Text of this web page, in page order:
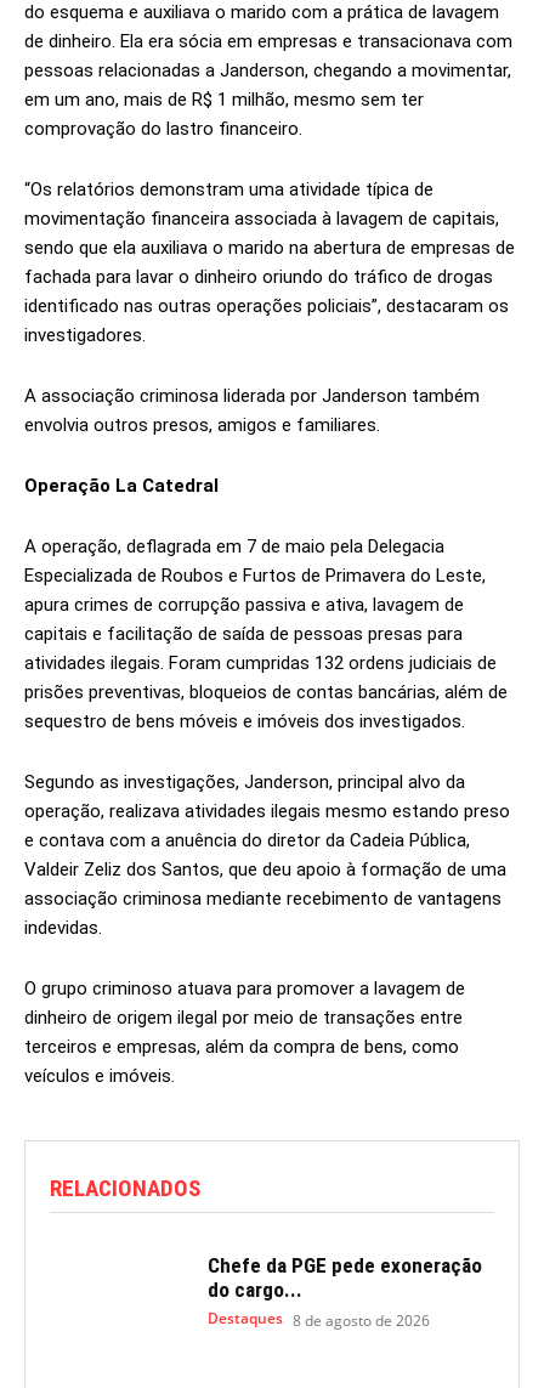
do esquema e auxiliava o marido com a prática de lavagem
de dinheiro. Ela era sócia em empresas e transacionava com
pessoas relacionadas a Janderson, chegando a movimentar,
em um ano, mais de R$ 1 milhão, mesmo sem ter
comprovação do lastro financeiro.
“Os relatórios demonstram uma atividade típica de
movimentação financeira associada à lavagem de capitais,
sendo que ela auxiliava o marido na abertura de empresas de
fachada para lavar o dinheiro oriundo do tráfico de drogas
identificado nas outras operações policiais”, destacaram os
investigadores.
A associação criminosa liderada por Janderson também
envolvia outros presos, amigos e familiares.
Operação La Catedral
A operação, deflagrada em 7 de maio pela Delegacia
Especializada de Roubos e Furtos de Primavera do Leste,
apura crimes de corrupção passiva e ativa, lavagem de
capitais e facilitação de saída de pessoas presas para
atividades ilegais. Foram cumpridas 132 ordens judiciais de
prisões preventivas, bloqueios de contas bancárias, além de
sequestro de bens móveis e imóveis dos investigados.
Segundo as investigações, Janderson, principal alvo da
operação, realizava atividades ilegais mesmo estando preso
e contava com a anuência do diretor da Cadeia Pública,
Valdeir Zeliz dos Santos, que deu apoio à formação de uma
associação criminosa mediante recebimento de vantagens
indevidas.
O grupo criminoso atuava para promover a lavagem de
dinheiro de origem ilegal por meio de transações entre
terceiros e empresas, além da compra de bens, como
veículos e imóveis.
RELACIONADOS
Chefe da PGE pede exoneração
do cargo...
Destaques 8 de agosto de 2026